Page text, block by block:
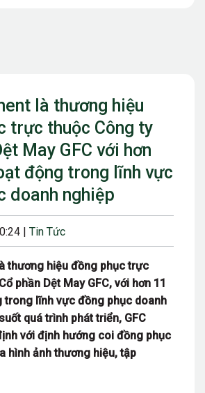
là thương hiệu
trực thuộc Công ty
May GFC với hơn
động trong lĩnh vực
doanh nghiệp
| Tin Tức
thương hiệu đồng phục trực
phần Dệt May GFC, với hơn 11
trong lĩnh vực đồng phục doanh
quá trình phát triển, GFC
với định hướng coi đồng phục
hình ảnh thương hiệu, tập